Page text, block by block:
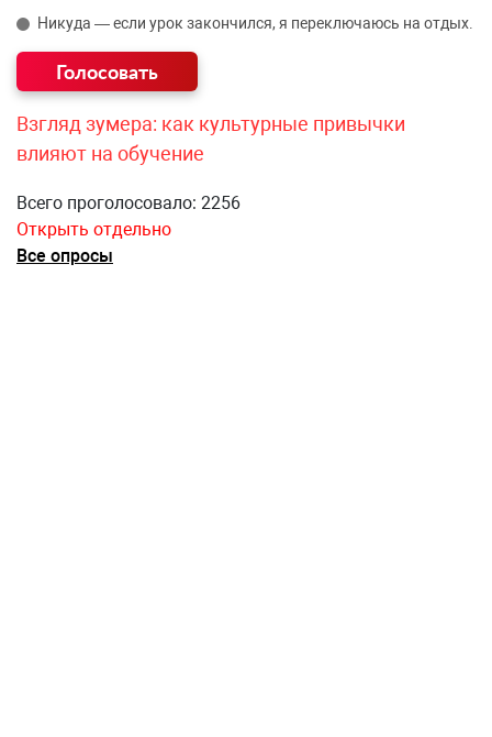
Никуда — если урок закончился, я переключаюсь на отдых.
Взгляд зумера: как культурные привычки
влияют на обучение
Всего проголосовало: 2256
Открыть отдельно
Все опросы